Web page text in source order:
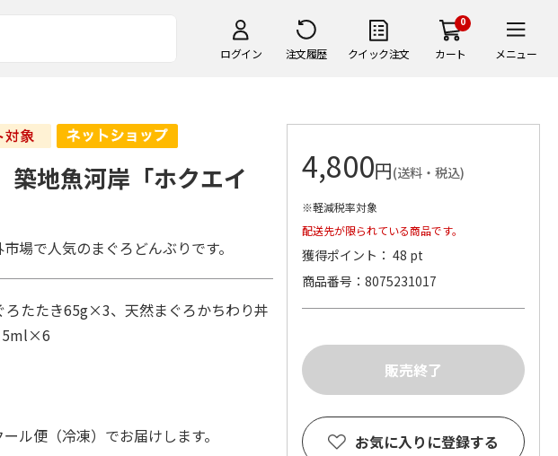
ログイン 注文履歴 クイック注文
0
カート メニュー
築地魚河岸「ホクエイ
場で人気のまぐろどんぶりです。
たたき65g×3、天然まぐろかちわり丼
ル便（冷凍）でお届けします。
4,800円(送料・税込)
※軽減税率対象
配送先が限られている商品です。
獲得ポイント： 48 pt
商品番号
8075231017
お気に入りに登録する